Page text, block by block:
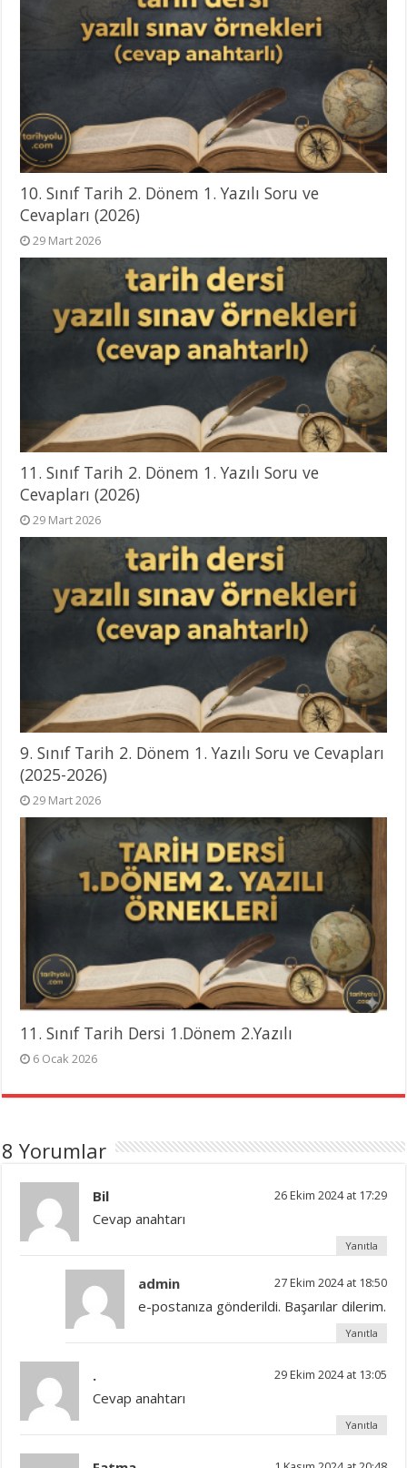
10. Sınıf Tarih 2. Dönem 1. Yazılı Soru ve
Cevapları (2026)
29 Mart 2026
11. Sınıf Tarih 2. Dönem 1. Yazılı Soru ve
Cevapları (2026)
29 Mart 2026
9. Sınıf Tarih 2. Dönem 1. Yazılı Soru ve Cevapları
(2025-2026)
29 Mart 2026
11. Sınıf Tarih Dersi 1.Dönem 2.Yazılı
6 Ocak 2026
8 Yorumlar
Bil 26 Ekim 2024 at 17:29
Cevap anahtarı
Yanıtla
admin 27 Ekim 2024 at 18:50
e-postanıza gönderildi. Başarılar dilerim.
Yanıtla
. 29 Ekim 2024 at 13:05
Cevap anahtarı
Yanıtla